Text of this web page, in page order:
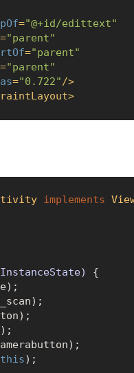
="@+id/edittext"
="parent"
="parent"
="parent"
="0.722"/>
>
implements
{
);
this);